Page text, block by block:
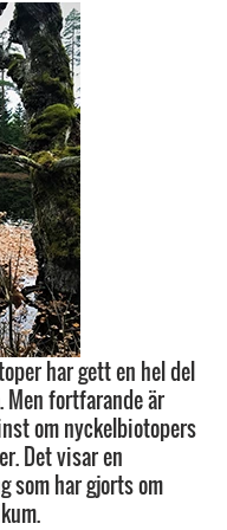
har gett en hel del
Men fortfarande är
om nyckelbiotopers
Det visar en
som har gjorts om